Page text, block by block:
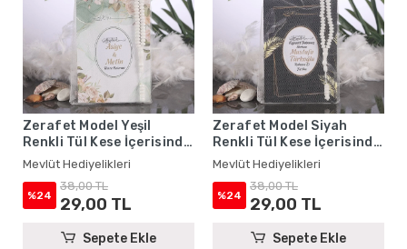
Zerafet Model Yeşil
Renkli Tül Kese İçerisinde
Yasin Kitabı ve Tesbih -
Mevlüt Hediyelikleri
Mevlüt Hediyelikleri
%24
38,00 TL
29,00 TL
Sepete Ekle
Zerafet Model Siyah
Renkli Tül Kese İçerisinde
Yasin Kitabı ve Tesbih -
Mevlüt Hediyelikleri
Mevlüt Hediyelikleri
%24
38,00 TL
29,00 TL
Sepete Ekle